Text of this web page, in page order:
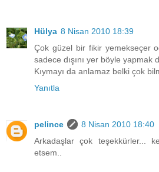
Hülya 8 Nisan 2010 18:39
Çok güzel bir fikir yemekseçer
sadece dışını yer böyle yapmak
Kıymayı da anlamaz belki çok
Yanıtla
pelince
8 Nisan 2010 18:40
Arkadaşlar çok teşekkürler...
etsem..